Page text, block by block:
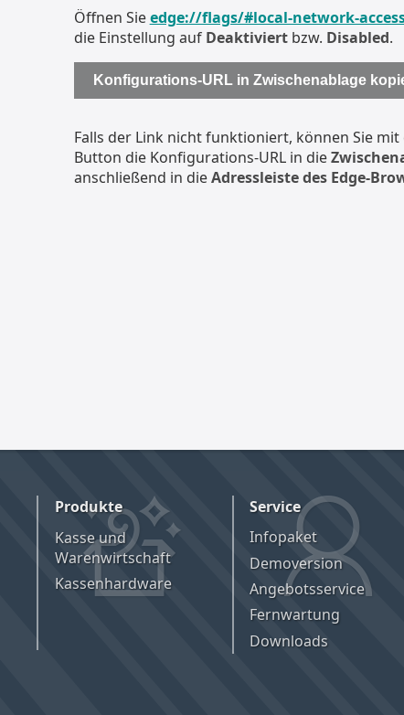
Öffnen Sieedge://flags/#local-network-
die Einstellung auf Deaktiviertbzw. Disabled.
Konfigurations-URL in Zwischenablage
Falls der Link nicht funktioniert, können Sie
Button die Konfigurations-URL in die
anschließend in dieAdressleiste des Edge-
Produkte
Kasse und
Warenwirtschaft
Kassenhardware
Service
Infopaket
Demoversion
Angebotsservice
Fernwartung
Downloads